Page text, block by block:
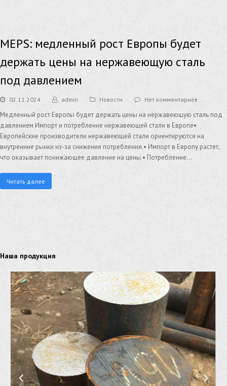
MEPS: медленный рост Европы будет
держать цены на нержавеющую сталь
под давлением
02.11.2024 admin Новости Нет комментариев
Медленный рост Европы будет держать цены на нержавеющую сталь под
давлением Импорт и потребление нержавеющей стали в Европе•
Европейские производители нержавеющей стали ориентируются на
внутренние рынки из-за снижения потребления.• Импорт в Европу растет,
что оказывает понижающее давление на цены.• Потребление…
Читать далее
Наша продукция